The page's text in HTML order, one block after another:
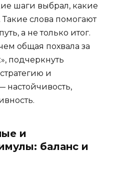
шаги выбрал, какие
слова помогают
а не только итог.
общая похвала за
подчеркнуть
и
настойчивость,
и
баланс и